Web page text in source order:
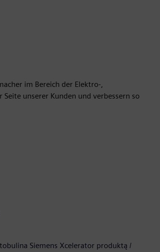
im Bereich der Elektro-,
unserer Kunden und verbessern so
Siemens Xcelerator produktą /